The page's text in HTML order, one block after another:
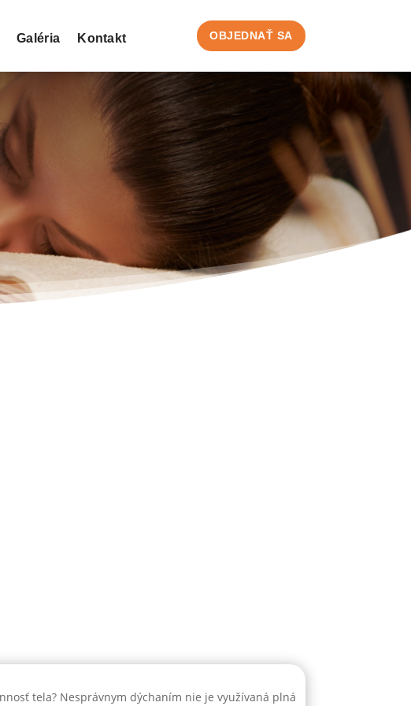
Galéria Kontakt OBJEDNAŤ SA
tela? Nesprávnym dýchaním nie je využívaná plná